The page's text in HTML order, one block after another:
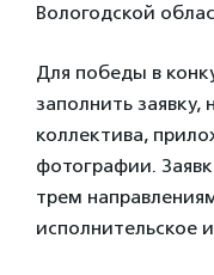
Вологодской
Для победы в
заполнить заявку,
коллектива,
фотографии.
трем
исполнительское